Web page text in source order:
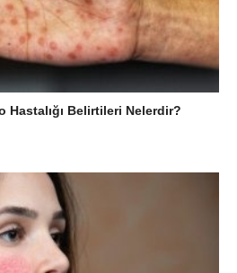
Hastalığı Belirtileri Nelerdir?